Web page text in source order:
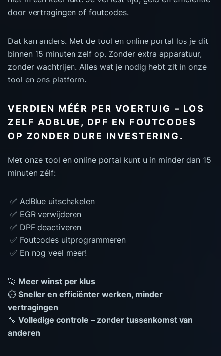
door vertragingen of foutcodes.
Dat kan anders. Met de tool en online portal los je dit
binnen 15 minuten zelf op. Zonder extra apparatuur,
zonder wachtrijen. Alles wat je nodig hebt zit in onze
tool en ons platform.
VERDIEN MÉÉR PER VOERTUIG – LOS
ZELF ADBLUE, DPF EN FOUTCODES
OP ZONDER DURE INVESTERING.
Met onze tool en online portal kunt u in minder dan 15
minuten zélf:
✅ AdBlue uitschakelen
✅ EGR verwijderen
✅ DPF deactiveren
✅ Foutcodes uitprogrammeren
✅ En nog veel meer!
🚀 Meer winst per klus
⏱️ Sneller en efficiënter werken, minder
vertragingen
🔧 Volledige controle – zonder tussenkomst van
anderen